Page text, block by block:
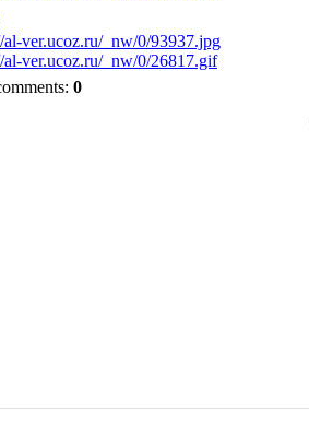
al-ver.ucoz.ru/_nw/0/93937.jpg
al-ver.ucoz.ru/_nw/0/26817.gif
0